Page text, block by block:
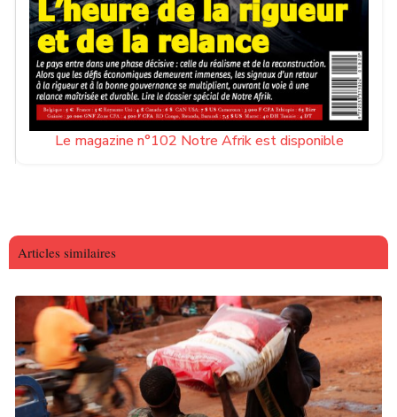
Le magazine n°102 Notre Afrik est disponible
Articles similaires